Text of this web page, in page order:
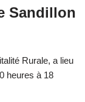
Sandillon
Rurale, a lieu
heures à 18